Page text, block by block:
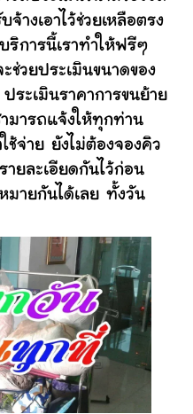
างเอาไว้ช่วยเหลือตรง
การนี้เราทำให้ฟรีๆ
ช่วยประเมินขนาดของ
ระเมินราคาการขนย้าย
ามารถแจ้งให้ทุกท่าน
จ่าย ยังไม่ต้องจองคิว
ายละเอียดกันไว้ก่อน
มายกันได้เลย ทั้งวัน